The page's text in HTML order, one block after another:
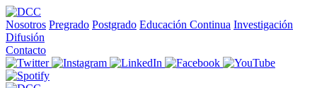
Nosotros Pregrado Postgrado Educación Continua Investigación
Difusión
Contacto